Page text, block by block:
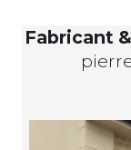
Fabricant